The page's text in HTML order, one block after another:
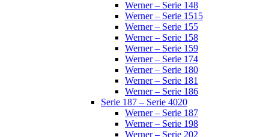
Werner – Serie 148
Werner – Serie 1515
Werner – Serie 155
Werner – Serie 158
Werner – Serie 159
Werner – Serie 174
Werner – Serie 180
Werner – Serie 181
Werner – Serie 186
Serie 187 – Serie 4020
Werner – Serie 187
Werner – Serie 198
Werner – Serie 202